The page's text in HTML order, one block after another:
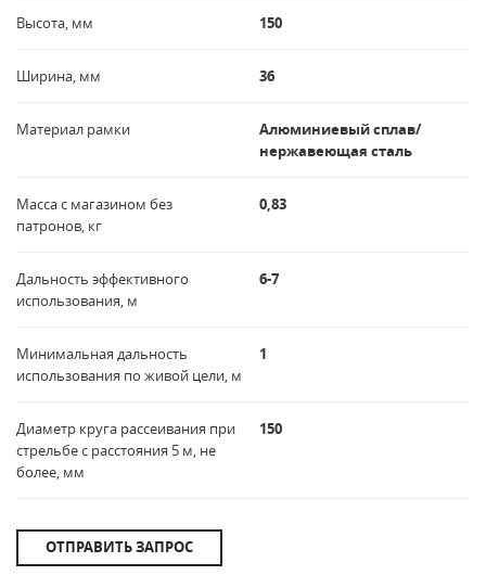
Высота, мм 150
Ширина, мм 36
Материал рамки
Алюминиевый сплав/
нержавеющая сталь
Масса с магазином без
патронов, кг
0,83
Дальность эффективного
использования, м
6-7
Минимальная дальность
использования по живой цели, м
1
Диаметр круга рассеивания при
стрельбе с расстояния 5 м, не
более, мм
150
ОТПРАВИТЬ ЗАПРОС